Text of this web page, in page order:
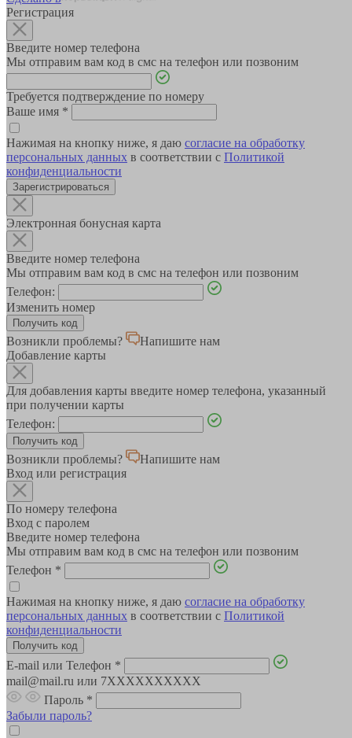
Регистрация
Введите номер телефона
Мы отправим вам код в смс на телефон или позвоним
Требуется подтверждение по номеру
Ваше имя *
Нажимая на кнопку ниже, я даю согласие на обработку
персональных данных в соответствии с Политикой
конфиденциальности
Зарегистрироваться
Электронная бонусная карта
Введите номер телефона
Мы отправим вам код в смс на телефон или позвоним
Телефон:
Изменить номер
Возникли проблемы?
Напишите нам
Добавление карты
Для добавления карты введите номер телефона, указанный
при получении карты
Телефон:
Возникли проблемы?
Напишите нам
Вход или регистрация
По номеру телефона
Вход с паролем
Введите номер телефона
Мы отправим вам код в смс на телефон или позвоним
Телефон *
Нажимая на кнопку ниже, я даю согласие на обработку
персональных данных в соответствии с Политикой
конфиденциальности
E-mail или Телефон *
mail@mail.ru или 7XXXXXXXXXX
Пароль *
Забыли пароль?